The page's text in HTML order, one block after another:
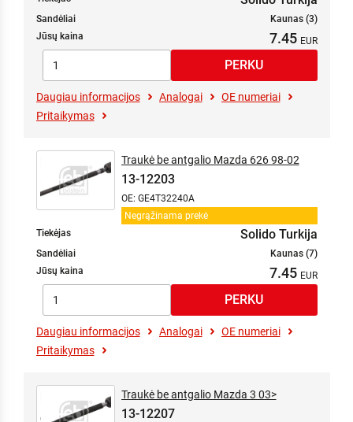
Sandėliai
Kaunas (3)
Jūsų kaina
7.45
Daugiau informacijos Analogai
OE numeriai
Pritaikymas
Negrąžinama prekė
Traukė be antgalio Mazda 626 98-02
13-12203
OE: GE4T32240A
Tiekėjas Solido Turkija
Sandėliai
Kaunas (7)
Jūsų kaina
7.45
Daugiau informacijos Analogai
OE numeriai
Pritaikymas
Traukė be antgalio Mazda 3 03>
13-12207